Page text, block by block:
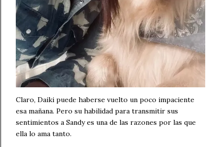
Claro, Daiki puede haberse vuelto un poco impaciente
esa mañana. Pero su habilidad para transmitir sus
sentimientos a Sandy es una de las razones por las que
ella lo ama tanto.